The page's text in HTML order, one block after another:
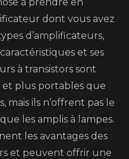
dont vous avez
d’amplificateurs,
et ses
à transistors sont
plus portables que
mais ils n’offrent pas le
les amplis à lampes.
les avantages des
et peuvent offrir une